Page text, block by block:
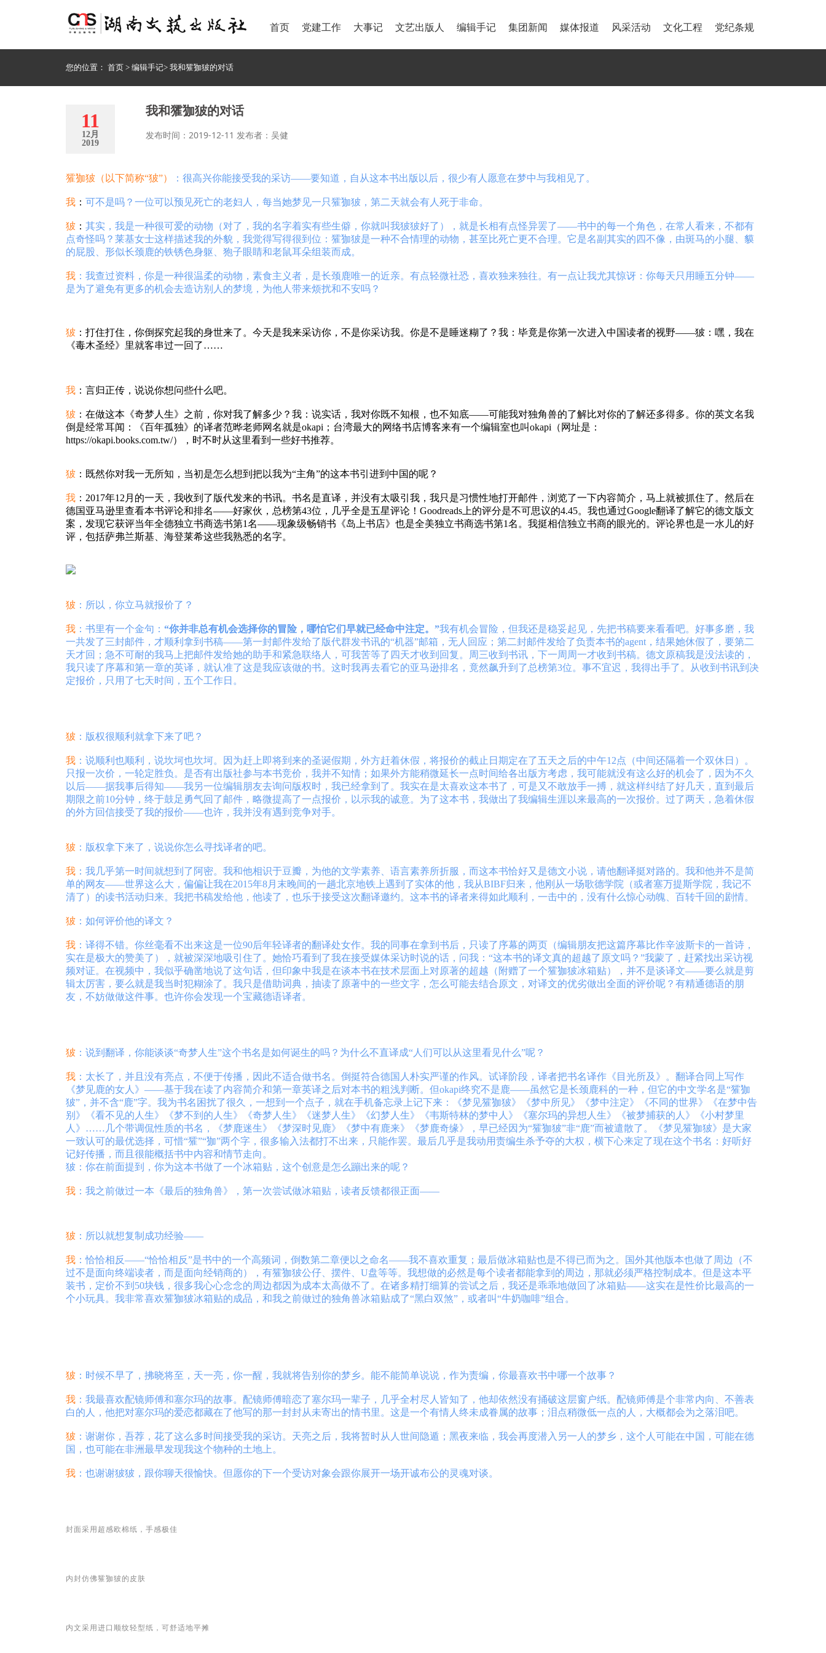
首页 党建工作 大事记 文艺出版人 编辑手记 集团新闻 媒体报道 风采活动 文化工程 党纪条规
您的位置： 首页 > 编辑手记> 我和㺢㹢狓的对话
11
12月
2019
我和㺢㹢狓的对话
发布时间：2019-12-11 发布者：吴健
㺢㹢狓（以下简称“狓”） ：很高兴你能接受我的采访——要知道，自从这本书出版以后，很少有人愿意在梦中与我相见了。
我 ： 可不是吗？一位可以预见死亡的老妇人，每当她梦见一只㺢㹢狓，第二天就会有人死于非命。
狓 ： 其实，我是一种很可爱的动物（对了，我的名字着实有些生僻，你就叫我狓狓好了），就是长相有点怪异罢了——书中的每一个角色，在常人看来，不都有
点奇怪吗？莱基女士这样描述我的外貌，我觉得写得很到位：㺢㹢狓是一种不合情理的动物，甚至比死亡更不合理。它是名副其实的四不像，由斑马的小腿、貘
的屁股、形似长颈鹿的铁锈色身躯、狍子眼睛和老鼠耳朵组装而成。
我 ：我查过资料，你是一种很温柔的动物，素食主义者，是长颈鹿唯一的近亲。有点轻微社恐，喜欢独来独往。有一点让我尤其惊讶：你每天只用睡五分钟——
是为了避免有更多的机会去造访别人的梦境，为他人带来烦扰和不安吗？
狓 ：打住打住，你倒探究起我的身世来了。今天是我来采访你，不是你采访我。你是不是睡迷糊了？我：毕竟是你第一次进入中国读者的视野——狓：嘿，我在
《毒木圣经》里就客串过一回了……
我 ：言归正传，说说你想问些什么吧。
狓 ：在做这本《奇梦人生》之前，你对我了解多少？我：说实话，我对你既不知根，也不知底——可能我对独角兽的了解比对你的了解还多得多。你的英文名我
倒是经常耳闻：《百年孤独》的译者范晔老师网名就是okapi；台湾最大的网络书店博客来有一个编辑室也叫okapi（网址是：
https://okapi.books.com.tw/），时不时从这里看到一些好书推荐。
狓 ：既然你对我一无所知，当初是怎么想到把以我为“主角”的这本书引进到中国的呢？
我 ：2017年12月的一天，我收到了版代发来的书讯。书名是直译，并没有太吸引我，我只是习惯性地打开邮件，浏览了一下内容简介，马上就被抓住了。然后在
德国亚马逊里查看本书评论和排名——好家伙，总榜第43位，几乎全是五星评论！Goodreads上的评分是不可思议的4.45。我也通过Google翻译了解它的德文版文
案，发现它获评当年全德独立书商选书第1名——现象级畅销书《岛上书店》也是全美独立书商选书第1名。我挺相信独立书商的眼光的。评论界也是一水儿的好
评，包括萨弗兰斯基、海登莱希这些我熟悉的名字。
狓 ：所以，你立马就报价了？
我 ：书里有一个金句： “你并非总有机会选择你的冒险，哪怕它们早就已经命中注定。 ”我有机会冒险，但我还是稳妥起见，先把书稿要来看看吧。好事多磨，我
一共发了三封邮件，才顺利拿到书稿——第一封邮件发给了版代群发书讯的“机器”邮箱，无人回应；第二封邮件发给了负责本书的agent，结果她休假了，要第二
天才回；急不可耐的我马上把邮件发给她的助手和紧急联络人，可我苦等了四天才收到回复。周三收到书讯，下一周周一才收到书稿。德文原稿我是没法读的，
我只读了序幕和第一章的英译，就认准了这是我应该做的书。这时我再去看它的亚马逊排名，竟然飙升到了总榜第3位。事不宜迟，我得出手了。从收到书讯到决
定报价，只用了七天时间，五个工作日。
狓 ：版权很顺利就拿下来了吧？
我 ：说顺利也顺利，说坎坷也坎坷。因为赶上即将到来的圣诞假期，外方赶着休假，将报价的截止日期定在了五天之后的中午12点（中间还隔着一个双休日）。
只报一次价，一轮定胜负。是否有出版社参与本书竞价，我并不知情；如果外方能稍微延长一点时间给各出版方考虑，我可能就没有这么好的机会了，因为不久
以后——据我事后得知——我另一位编辑朋友去询问版权时，我已经拿到了。我实在是太喜欢这本书了，可是又不敢放手一搏，就这样纠结了好几天，直到最后
期限之前10分钟，终于鼓足勇气回了邮件，略微提高了一点报价，以示我的诚意。为了这本书，我做出了我编辑生涯以来最高的一次报价。过了两天，急着休假
的外方回信接受了我的报价——也许，我并没有遇到竞争对手。
狓 ：版权拿下来了，说说你怎么寻找译者的吧。
我 ：我几乎第一时间就想到了阿密。我和他相识于豆瓣，为他的文学素养、语言素养所折服，而这本书恰好又是德文小说，请他翻译挺对路的。我和他并不是简
单的网友——世界这么大，偏偏让我在2015年8月末晚间的一趟北京地铁上遇到了实体的他，我从BIBF归来，他刚从一场歌德学院（或者塞万提斯学院，我记不
清了）的读书活动归来。我把书稿发给他，他读了，也乐于接受这次翻译邀约。这本书的译者来得如此顺利，一击中的，没有什么惊心动魄、百转千回的剧情。
狓 ：如何评价他的译文？
我 ：译得不错。你丝毫看不出来这是一位90后年轻译者的翻译处女作。我的同事在拿到书后，只读了序幕的两页（编辑朋友把这篇序幕比作辛波斯卡的一首诗，
实在是极大的赞美了），就被深深地吸引住了。她恰巧看到了我在接受媒体采访时说的话，问我：“这本书的译文真的超越了原文吗？”我蒙了，赶紧找出采访视
频对证。在视频中，我似乎确凿地说了这句话，但印象中我是在谈本书在技术层面上对原著的超越（附赠了一个㺢㹢狓冰箱贴），并不是谈译文——要么就是剪
辑太厉害，要么就是我当时犯糊涂了。我只是借助词典，抽读了原著中的一些文字，怎么可能去结合原文，对译文的优劣做出全面的评价呢？有精通德语的朋
友，不妨做做这件事。也许你会发现一个宝藏德语译者。
狓 ：说到翻译，你能谈谈“奇梦人生”这个书名是如何诞生的吗？为什么不直译成“人们可以从这里看见什么”呢？
我 ：太长了，并且没有亮点，不便于传播，因此不适合做书名。倒挺符合德国人朴实严谨的作风。试译阶段，译者把书名译作《目光所及》。翻译合同上写作
《梦见鹿的女人》——基于我在读了内容简介和第一章英译之后对本书的粗浅判断。但okapi终究不是鹿——虽然它是长颈鹿科的一种，但它的中文学名是“㺢㹢
狓”，并不含“鹿”字。我为书名困扰了很久，一想到一个点子，就在手机备忘录上记下来：《梦见㺢㹢狓》《梦中所见》《梦中注定》《不同的世界》《在梦中告
别》《看不见的人生》《梦不到的人生》《奇梦人生》《迷梦人生》《幻梦人生》《韦斯特林的梦中人》《塞尔玛的异想人生》《被梦捕获的人》《小村梦里
人》……几个带调侃性质的书名，《梦鹿迷生》《梦深时见鹿》《梦中有鹿来》《梦鹿奇缘》，早已经因为“㺢㹢狓”非“鹿”而被遣散了。《梦见㺢㹢狓》是大家
一致认可的最优选择，可惜“㺢”“㹢”两个字，很多输入法都打不出来，只能作罢。最后几乎是我动用责编生杀予夺的大权，横下心来定了现在这个书名：好听好
记好传播，而且很能概括书中内容和情节走向。
狓：你在前面提到，你为这本书做了一个冰箱贴，这个创意是怎么蹦出来的呢？
我 ：我之前做过一本《最后的独角兽》，第一次尝试做冰箱贴，读者反馈都很正面——
狓 ：所以就想复制成功经验——
我 ：恰恰相反——“恰恰相反”是书中的一个高频词，倒数第二章便以之命名——我不喜欢重复；最后做冰箱贴也是不得已而为之。国外其他版本也做了周边（不
过不是面向终端读者，而是面向经销商的），有㺢㹢狓公仔、摆件、U盘等等。我想做的必然是每个读者都能拿到的周边，那就必须严格控制成本。但是这本平
装书，定价不到50块钱，很多我心心念念的周边都因为成本太高做不了。在诸多精打细算的尝试之后，我还是乖乖地做回了冰箱贴——这实在是性价比最高的一
个小玩具。我非常喜欢㺢㹢狓冰箱贴的成品，和我之前做过的独角兽冰箱贴成了“黑白双煞”，或者叫“牛奶咖啡”组合。
狓 ：时候不早了，拂晓将至，天一亮，你一醒，我就将告别你的梦乡。能不能简单说说，作为责编，你最喜欢书中哪一个故事？
我 ：我最喜欢配镜师傅和塞尔玛的故事。配镜师傅暗恋了塞尔玛一辈子，几乎全村尽人皆知了，他却依然没有捅破这层窗户纸。配镜师傅是个非常内向、不善表
白的人，他把对塞尔玛的爱恋都藏在了他写的那一封封从未寄出的情书里。这是一个有情人终未成眷属的故事；泪点稍微低一点的人，大概都会为之落泪吧。
狓 ：谢谢你，吾荐，花了这么多时间接受我的采访。天亮之后，我将暂时从人世间隐遁；黑夜来临，我会再度潜入另一人的梦乡，这个人可能在中国，可能在德
国，也可能在非洲最早发现我这个物种的土地上。
我 ：也谢谢狓狓，跟你聊天很愉快。但愿你的下一个受访对象会跟你展开一场开诚布公的灵魂对谈。
封面采用超感欧棉纸，手感极佳
内封仿佛㺢㹢狓的皮肤
内文采用进口顺纹轻型纸，可舒适地平摊